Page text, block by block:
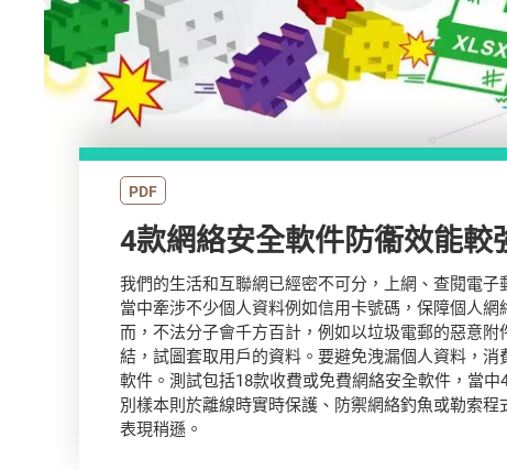
PDF
4款網絡安全軟件防衞效能較
我們的生活和互聯網已經密不可分，上網、查閱電子
當中牽涉不少個人資料例如信用卡號碼，保障個人網
而，不法分子會千方百計，例如以垃圾電郵的惡意附
結，試圖套取用戶的資料。要避免洩漏個人資料，消
軟件。測試包括18款收費或免費網絡安全軟件，當中
別樣本則於離線時實時保護、防禦網絡釣魚或勒索程
表現稍遜。